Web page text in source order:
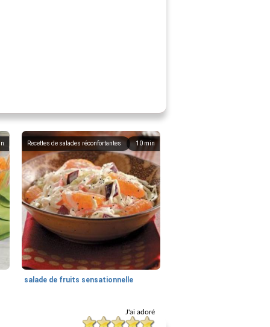
10 min
Recettes de salades réconfortantes
salade de fruits sensationnelle
J'ai adoré